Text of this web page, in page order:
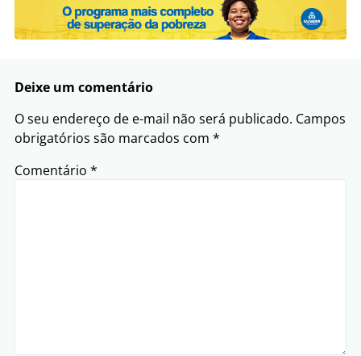
Deixe um comentário
O seu endereço de e-mail não será publicado. Campos
obrigatórios são marcados com *
Comentário *